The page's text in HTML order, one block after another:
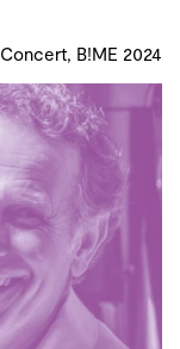
Concert, B!ME 2024